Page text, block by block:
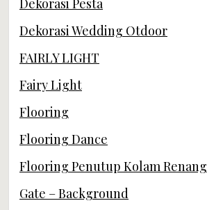
Dekorasi Pesta
Dekorasi Wedding Otdoor
FAIRLY LIGHT
Fairy Light
Flooring
Flooring Dance
Flooring Penutup Kolam Renang
Gate – Background